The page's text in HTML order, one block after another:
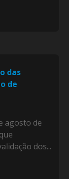
das
de
agosto de
dos...